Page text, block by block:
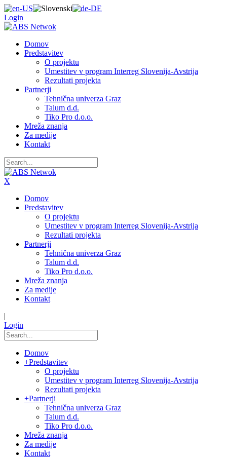
Login
Domov
Predstavitev
O projektu
Umestitev v program Interreg Slovenija-Avstrija
Rezultati projekta
Partnerji
Tehnična univerza Graz
Talum d.d.
Tiko Pro d.o.o.
Mreža znanja
Za medije
Kontakt
X
Domov
Predstavitev
O projektu
Umestitev v program Interreg Slovenija-Avstrija
Rezultati projekta
Partnerji
Tehnična univerza Graz
Talum d.d.
Tiko Pro d.o.o.
Mreža znanja
Za medije
Kontakt
|
Login
Domov
+Predstavitev
O projektu
Umestitev v program Interreg Slovenija-Avstrija
Rezultati projekta
+Partnerji
Tehnična univerza Graz
Talum d.d.
Tiko Pro d.o.o.
Mreža znanja
Za medije
Kontakt